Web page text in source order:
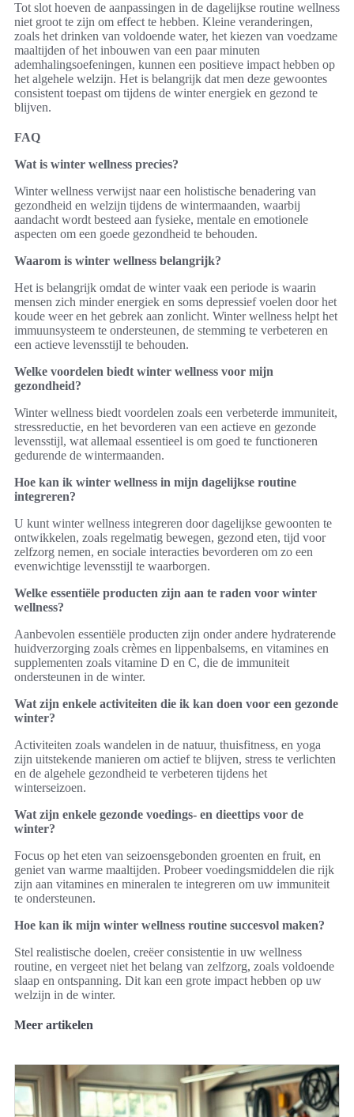
Tot slot hoeven de aanpassingen in de dagelijkse routine wellness
niet groot te zijn om effect te hebben. Kleine veranderingen,
zoals het drinken van voldoende water, het kiezen van voedzame
maaltijden of het inbouwen van een paar minuten
ademhalingsoefeningen, kunnen een positieve impact hebben op
het algehele welzijn. Het is belangrijk dat men deze gewoontes
consistent toepast om tijdens de winter energiek en gezond te
blijven.
FAQ
Wat is winter wellness precies?
Winter wellness verwijst naar een holistische benadering van
gezondheid en welzijn tijdens de wintermaanden, waarbij
aandacht wordt besteed aan fysieke, mentale en emotionele
aspecten om een goede gezondheid te behouden.
Waarom is winter wellness belangrijk?
Het is belangrijk omdat de winter vaak een periode is waarin
mensen zich minder energiek en soms depressief voelen door het
koude weer en het gebrek aan zonlicht. Winter wellness helpt het
immuunsysteem te ondersteunen, de stemming te verbeteren en
een actieve levensstijl te behouden.
Welke voordelen biedt winter wellness voor mijn
gezondheid?
Winter wellness biedt voordelen zoals een verbeterde immuniteit,
stressreductie, en het bevorderen van een actieve en gezonde
levensstijl, wat allemaal essentieel is om goed te functioneren
gedurende de wintermaanden.
Hoe kan ik winter wellness in mijn dagelijkse routine
integreren?
U kunt winter wellness integreren door dagelijkse gewoonten te
ontwikkelen, zoals regelmatig bewegen, gezond eten, tijd voor
zelfzorg nemen, en sociale interacties bevorderen om zo een
evenwichtige levensstijl te waarborgen.
Welke essentiële producten zijn aan te raden voor winter
wellness?
Aanbevolen essentiële producten zijn onder andere hydraterende
huidverzorging zoals crèmes en lippenbalsems, en vitamines en
supplementen zoals vitamine D en C, die de immuniteit
ondersteunen in de winter.
Wat zijn enkele activiteiten die ik kan doen voor een gezonde
winter?
Activiteiten zoals wandelen in de natuur, thuisfitness, en yoga
zijn uitstekende manieren om actief te blijven, stress te verlichten
en de algehele gezondheid te verbeteren tijdens het
winterseizoen.
Wat zijn enkele gezonde voedings- en dieettips voor de
winter?
Focus op het eten van seizoensgebonden groenten en fruit, en
geniet van warme maaltijden. Probeer voedingsmiddelen die rijk
zijn aan vitamines en mineralen te integreren om uw immuniteit
te ondersteunen.
Hoe kan ik mijn winter wellness routine succesvol maken?
Stel realistische doelen, creëer consistentie in uw wellness
routine, en vergeet niet het belang van zelfzorg, zoals voldoende
slaap en ontspanning. Dit kan een grote impact hebben op uw
welzijn in de winter.
Meer artikelen